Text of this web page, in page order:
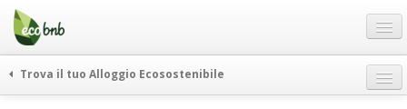
Menu
Salta
contenuto
Offerte Speciali
Trova il tuo Alloggio Ecosostenibile